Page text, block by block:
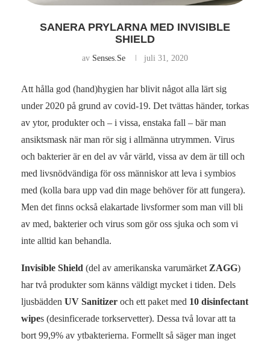
SANERA PRYLARNA MED INVISIBLE
SHIELD
av Senses.se juli 31, 2020
Att hålla god (hand)hygien har blivit något alla lärt sig
under 2020 på grund av covid-19. Det tvättas händer, torkas
av ytor, produkter och – i vissa, enstaka fall – bär man
ansiktsmask när man rör sig i allmänna utrymmen. Virus
och bakterier är en del av vår värld, vissa av dem är till och
med livsnödvändiga för oss människor att leva i symbios
med (kolla bara upp vad din mage behöver för att fungera).
Men det finns också elakartade livsformer som man vill bli
av med, bakterier och virus som gör oss sjuka och som vi
inte alltid kan behandla.
Invisible Shield (del av amerikanska varumärket ZAGG)
har två produkter som känns väldigt mycket i tiden. Dels
ljusbädden UV Sanitizer och ett paket med 10 disinfectant
wipes (desinficerade torkservetter). Dessa två lovar att ta
bort 99,9% av ytbakterierna. Formellt så säger man inget